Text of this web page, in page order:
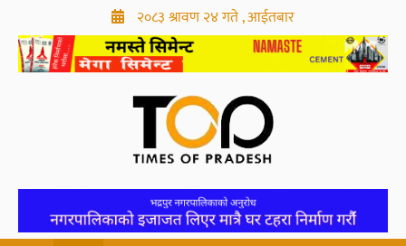
२०८३ श्रावण २४ गते , आईतबार